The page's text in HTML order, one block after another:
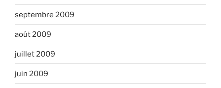
septembre 2009
août 2009
juillet 2009
juin 2009